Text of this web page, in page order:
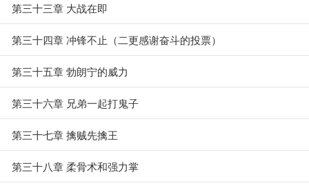
第三十三章 大战在即
第三十四章 冲锋不止（二更感谢奋斗的投票）
第三十五章 勃朗宁的威力
第三十六章 兄弟一起打鬼子
第三十七章 擒贼先擒王
第三十八章 柔骨术和强力掌